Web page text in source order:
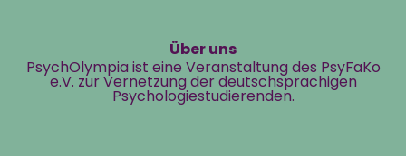
Über uns
PsychOlympia ist eine Veranstaltung des PsyFaKo
e.V. zur Vernetzung der deutschsprachigen
Psychologiestudierenden.